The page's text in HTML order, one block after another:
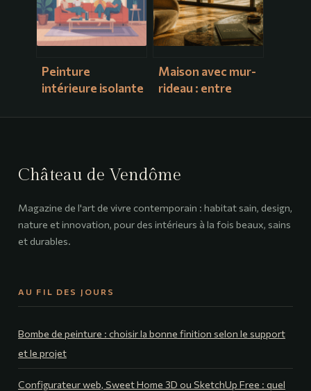
Peinture
intérieure isolante
complet pour bien
Maison avec mur-
rideau : entre
absolue et
Château de Vendôme
Magazine de l'art de vivre contemporain : habitat sain, design,
nature et innovation, pour des intérieurs à la fois beaux, sains
et durables.
AU FIL DES JOURS
Bombe de peinture : choisir la bonne finition selon le support
et le projet
Configurateur web, Sweet Home 3D ou SketchUp Free : quel